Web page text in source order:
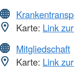
Karte: Link
Mitgliedschaft
Karte: Link